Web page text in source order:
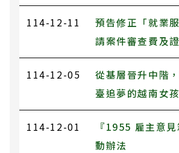
選工
114-12-11
預告修正「就業
請案件審查費及
費標準」第二條
草案
114-12-05
從基層晉升中階
臺追夢的越南女
移工鄭氏英的故
114-12-01
『1955 雇主意
動辦法